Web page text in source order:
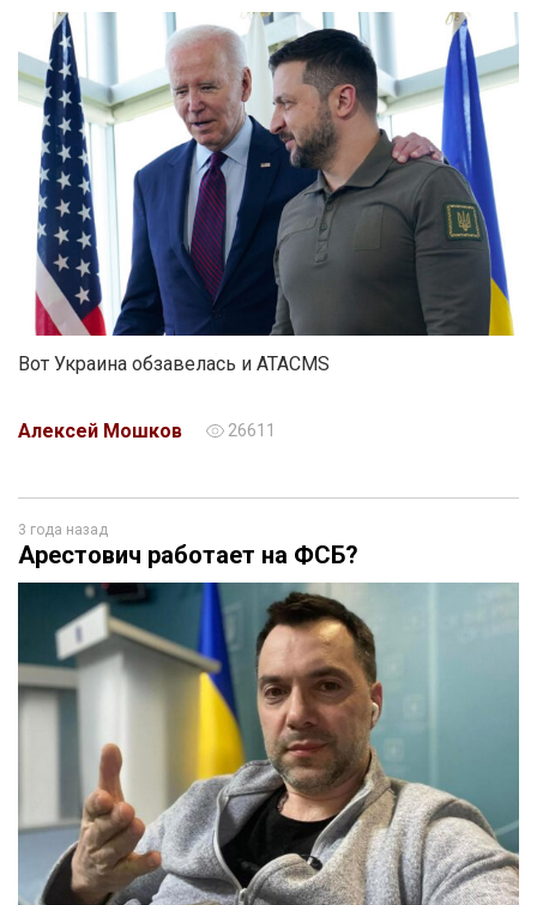
Вот Украина обзавелась и ATACMS
Алексей Мошков 26611
3 года назад
Арестович работает на ФСБ?